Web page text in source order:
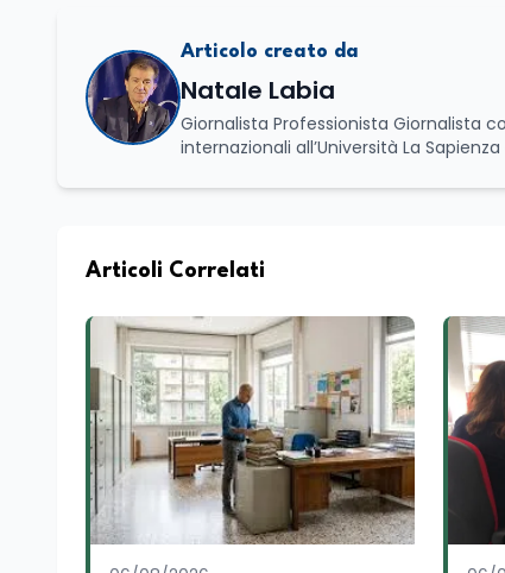
Articolo creato da
Natale Labia
Giornalista Professionista Giornalista
internazionali all’Università La
dell’Istruzione. In particolare,
unico di Italialab srl con cui curo uffici
scritto i volumi Il sindaco di Tutti, edito
collettivo edito dalla Fondazione
nazionale. Per tre legislature sono stato collaboratore parlamentare occupandomi di legge di bilancio e di
politiche agroalimentari con
collaborando con le Camera di
spesso racconto all’interno delle
attraverso gli usi, le abitudini e i
e culturale. Pugliese di nascita, vivo a
Articoli Correlati